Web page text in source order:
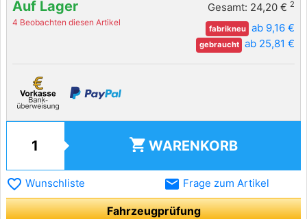
Auf Lager
4 Beobachten diesen Artikel
Gesamt: 24,20 € 2
fabrikneu ab 9,16 €
gebraucht ab 25,81 €
shopping_cart WARENKORB
favorite_border Wunschliste email Frage zum Artikel
Fahrzeugprüfung